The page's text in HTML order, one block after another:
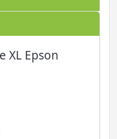
XL Epson